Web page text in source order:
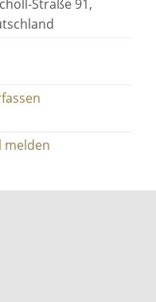
Straße 91,
melden